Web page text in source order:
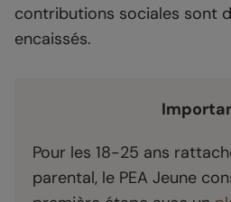
contributions sociales sont
encaissés.
Pour les 18-25 ans
parental, le PEA Jeune